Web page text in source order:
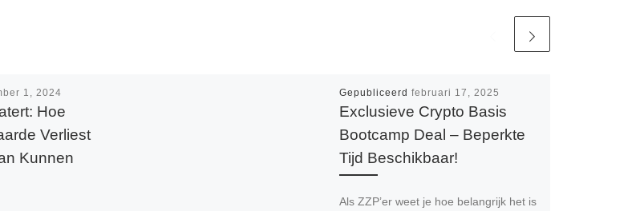
1, 2024
Hoe
Verliest
Kunnen
Gepubliceerd februari 17, 2025
Exclusieve Crypto Basis
Bootcamp Deal – Beperkte
Tijd Beschikbaar!
Als ZZP’er weet je hoe belangrijk het is